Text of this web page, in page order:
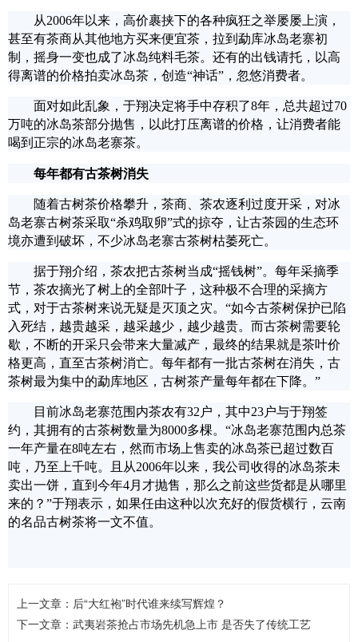
从2006年以来，高价裹挟下的各种疯狂之举屡屡上演，
甚至有茶商从其他地方买来便宜茶，拉到勐库冰岛老寨初
制，摇身一变也成了冰岛纯料毛茶。还有的出钱请托，以高
得离谱的价格拍卖冰岛茶，创造“神话”，忽悠消费者。
面对如此乱象，于翔决定将手中存积了8年，总共超过70
万吨的冰岛茶部分抛售，以此打压离谱的价格，让消费者能
喝到正宗的冰岛老寨茶。
每年都有古茶树消失
随着古树茶价格攀升，茶商、茶农逐利过度开采，对冰
岛老寨古树茶采取“杀鸡取卵”式的掠夺，让古茶园的生态环
境亦遭到破坏，不少冰岛老寨古茶树枯萎死亡。
据于翔介绍，茶农把古茶树当成“摇钱树”。每年采摘季
节，茶农摘光了树上的全部叶子，这种极不合理的采摘方
式，对于古茶树来说无疑是灭顶之灾。“如今古茶树保护已陷
入死结，越贵越采，越采越少，越少越贵。而古茶树需要轮
歇，不断的开采只会带来大量减产，最终的结果就是茶叶价
格更高，直至古茶树消亡。每年都有一批古茶树在消失，古
茶树最为集中的勐库地区，古树茶产量每年都在下降。”
目前冰岛老寨范围内茶农有32户，其中23户与于翔签
约，其拥有的古茶树数量为8000多棵。“冰岛老寨范围内总茶
一年产量在8吨左右，然而市场上售卖的冰岛茶已超过数百
吨，乃至上千吨。且从2006年以来，我公司收得的冰岛茶未
卖出一饼，直到今年4月才抛售，那么之前这些货都是从哪里
来的？”于翔表示，如果任由这种以次充好的假货横行，云南
的名品古树茶将一文不值。
上一文章： 后“大红袍”时代谁来续写辉煌？
下一文章： 武夷岩茶抢占市场先机急上市 是否失了传统工艺